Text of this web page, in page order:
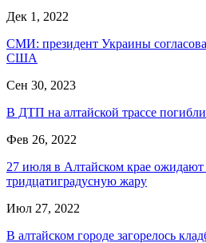
Дек 1, 2022
СМИ: президент Украины
США
Сен 30, 2023
В ДТП на алтайской трассе
Фев 26, 2022
27 июля в Алтайском крае
тридцатиградусную жару
Июл 27, 2022
В алтайском городе загорелось